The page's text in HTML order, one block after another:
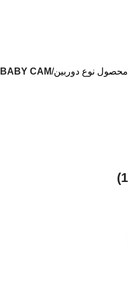
محصول نوع دوربین BABY CAM